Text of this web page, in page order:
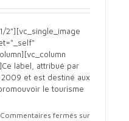
2"][vc_single_image
label, attribué par
et est destiné aux
le tourisme
Commentaires fermés sur